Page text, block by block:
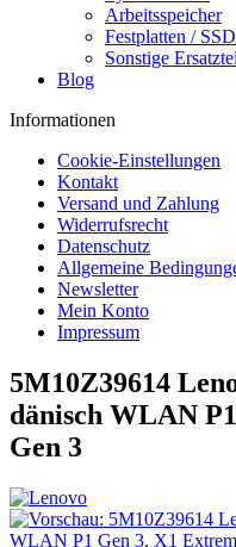
Arbeitsspeicher
Festplatten / SSD
Sonstige
Blog
Informationen
Cookie-Einstellungen
Kontakt
Versand und Zahlung
Widerrufsrecht
Datenschutz
Allgemeine
Newsletter
Mein Konto
Impressum
5M10Z39614
dänisch WLAN
Gen 3